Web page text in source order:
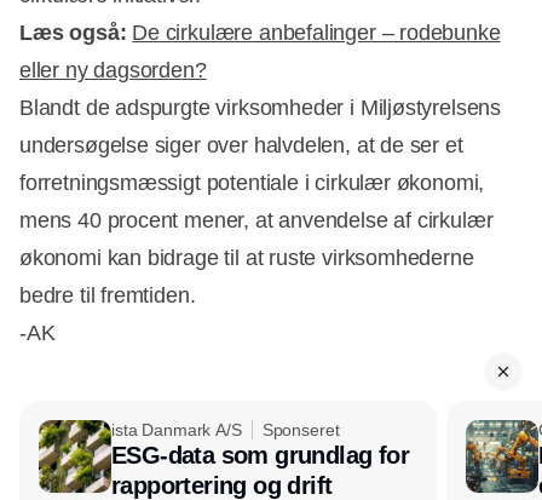
Læs også: De cirkulære anbefalinger – rodebunke
eller ny dagsorden?
Blandt de adspurgte virksomheder i Miljøstyrelsens
undersøgelse siger over halvdelen, at de ser et
forretningsmæssigt potentiale i cirkulær økonomi,
mens 40 procent mener, at anvendelse af cirkulær
økonomi kan bidrage til at ruste virksomhederne
bedre til fremtiden.
-AK
ista Danmark A/S Sponseret
ESG-data som grundlag for
rapportering og drift